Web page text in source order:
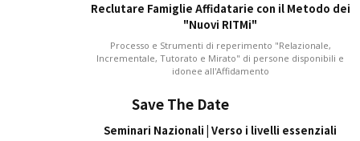
Reclutare Famiglie Affidatarie con il Metodo dei
"Nuovi RITMi"
Processo e Strumenti di reperimento "Relazionale,
Incrementale, Tutorato e Mirato" di persone disponibili e
idonee all'Affidamento
Save The Date
Seminari Nazionali | Verso i livelli essenziali